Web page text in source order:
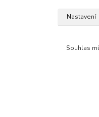
Kontaktní údaje
Nastavení
Souhlas